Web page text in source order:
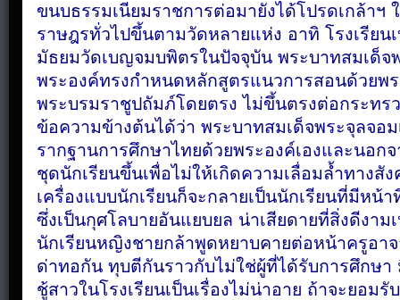
ขนบธรรมเนียมราชการต่อมายังได้โปรดเกล้าฯ
ราษฎรทั่วไปขึ้นตามวัดหลายแห่ง อาทิ โรงเรีย
มัธยมวัดเบญจมบพิตรในปัจจุบัน พระบาทสมเด็จ
พระองค์ทรงกำหนดหลักสูตรแนวการสอนด้วยพร
พระบรมราชูปถัมภ์โดยตรง ไม่ขึ้นตรงต่อกระทร
ข้อความข้างต้นได้ว่า พระบาทสมเด็จพระจุลจอม
รากฐานการศึกษาไทยด้วยพระองค์เองและนอก
ชุดนักเรียนขึ้นเพื่อไม่ให้เกิดความเลื่อมล้ำทางสั
เครื่องแบบนักเรียนก็จะกลายเป็นนักเรียนที่มีหน้
ซึ่งเป็นกุศโลบายอันแยบยล น่าเสียดายที่สิ่งดีงาม
นักเรียนหญิงชายกล้าพูดหยาบคายต่อหน้าครูอา
ด่าทอกัน ทุบตีกันราวกับไม่ใช่ผู้ที่ได้รับการศึกษา
ชู้สาวในโรงเรียนเป็นเรื่องไม่น่าอาย ถ้าจะยอมรั